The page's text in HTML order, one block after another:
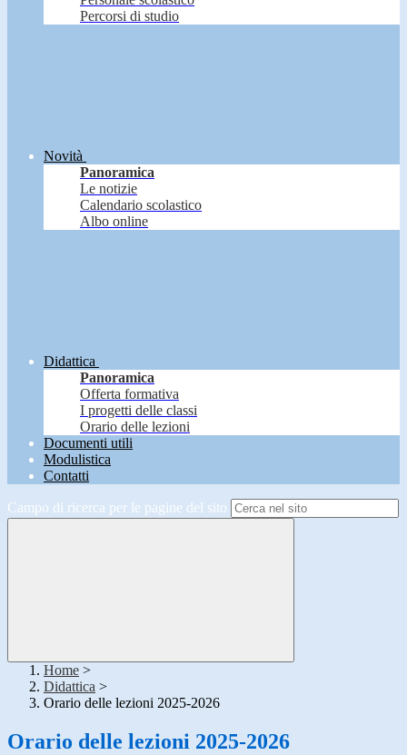
Percorsi di studio
Novità
Panoramica
Le notizie
Calendario scolastico
Albo online
Didattica
Panoramica
Offerta formativa
I progetti delle classi
Orario delle lezioni
Documenti utili
Modulistica
Contatti
Campo di ricerca per le pagine del sito
Home >
Didattica >
Orario delle lezioni 2025-2026
Orario delle lezioni 2025-2026